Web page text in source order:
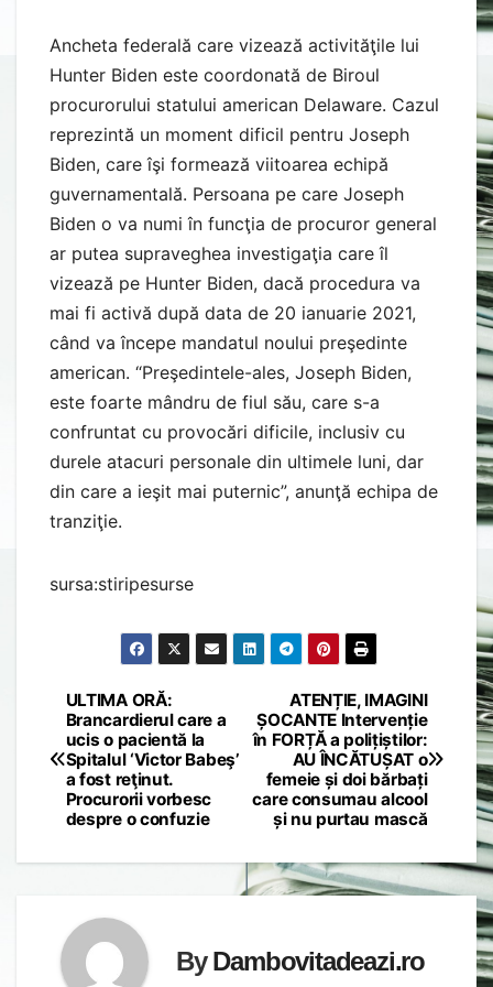
Ancheta federală care vizează activităţile lui
Hunter Biden este coordonată de Biroul
procurorului statului american Delaware. Cazul
reprezintă un moment dificil pentru Joseph
Biden, care îşi formează viitoarea echipă
guvernamentală. Persoana pe care Joseph
Biden o va numi în funcţia de procuror general
ar putea supraveghea investigaţia care îl
vizează pe Hunter Biden, dacă procedura va
mai fi activă după data de 20 ianuarie 2021,
când va începe mandatul noului preşedinte
american. “Preşedintele-ales, Joseph Biden,
este foarte mândru de fiul său, care s-a
confruntat cu provocări dificile, inclusiv cu
durele atacuri personale din ultimele luni, dar
din care a ieşit mai puternic”, anunţă echipa de
tranziţie.
sursa:stiripesurse
Post
navigation
ATENȚIE, IMAGINI
ȘOCANTE Intervenție
în FORȚĂ a polițiștilor:
AU ÎNCĂTUȘAT o
femeie și doi bărbați
care consumau alcool
și nu purtau mască
ULTIMA ORĂ:
Brancardierul care a
ucis o pacientă la
Spitalul ‘Victor Babeş’
a fost reţinut.
Procurorii vorbesc
despre o confuzie
ByDambovitadeazi.ro